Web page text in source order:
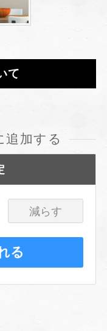
て
追加する
減らす
る